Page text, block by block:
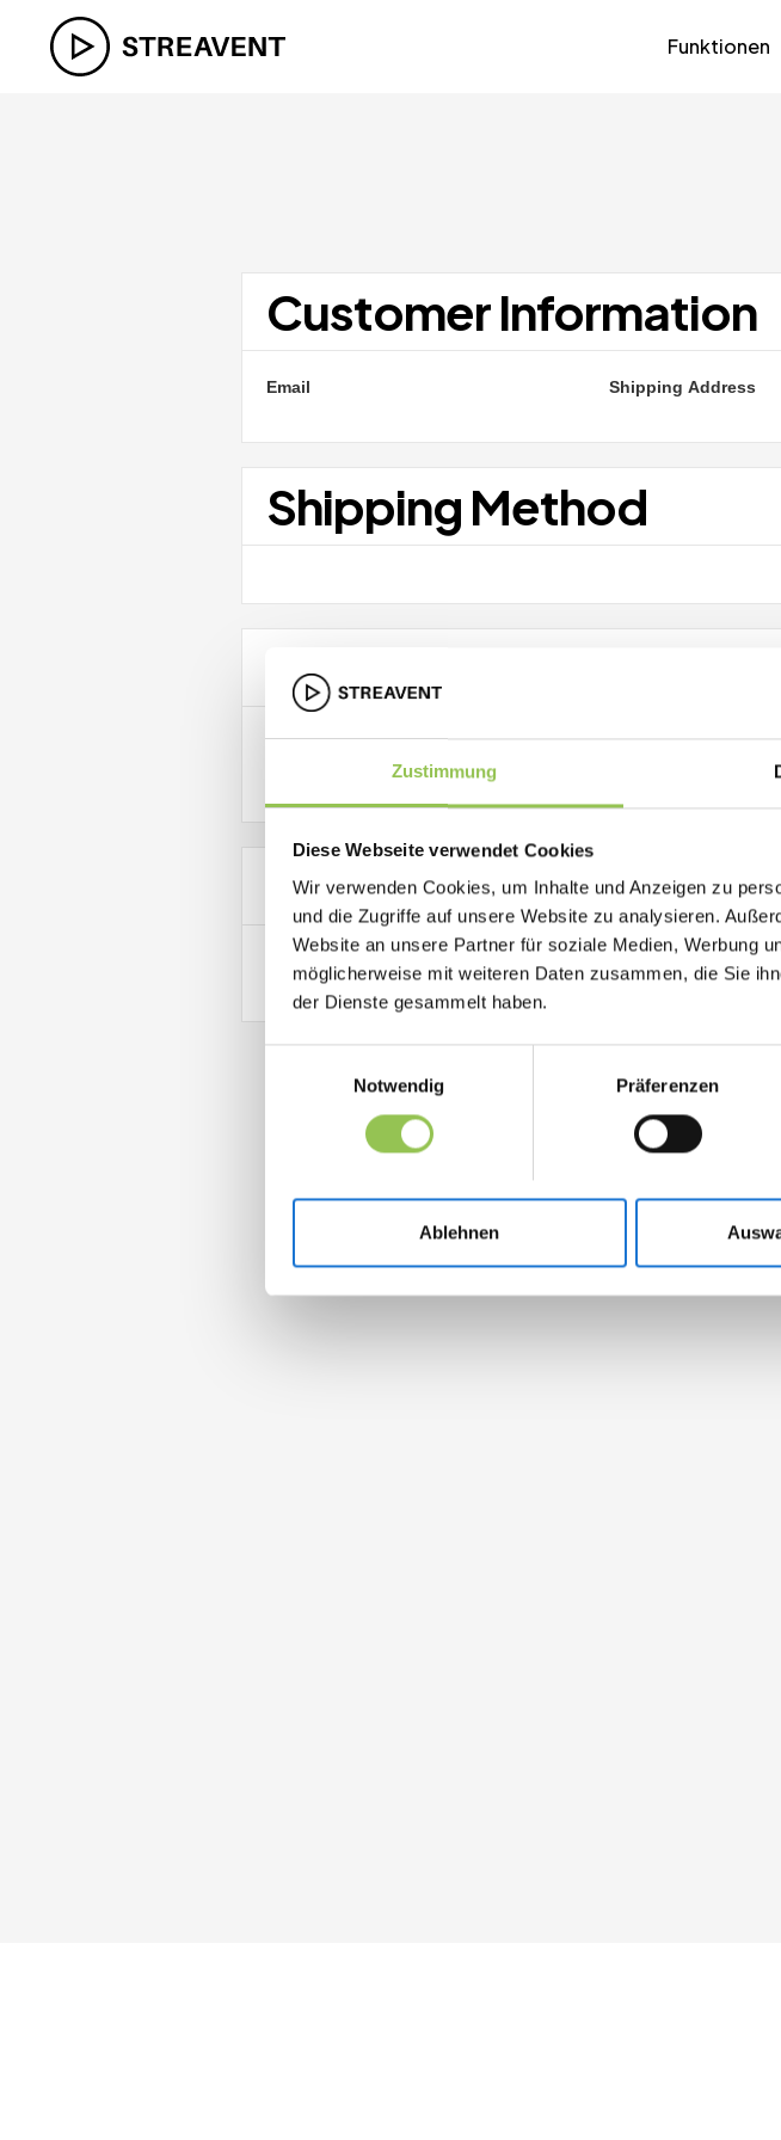
Zustimmung
Diese Webseite verwendet Cookies
Wir verwenden Cookies, um Inhalte und Anzeigen zu
und die Zugriffe auf unsere Website zu analysieren.
Website an unsere Partner für soziale Medien, Werbung
möglicherweise mit weiteren Daten zusammen, die Sie
der Dienste gesammelt haben.
Notwendig
Präferenzen
Ablehnen
Funktionen
Customer Information
Email Shipping Address
Shipping Method
Payment Info
Payment Info
Billing Address
Items in Order